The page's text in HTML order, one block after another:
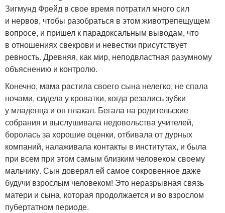
Зигмунд Фрейд в свое время потратил много сил
и нервов, чтобы разобраться в этом животрепещущем
вопросе, и пришел к парадоксальным выводам, что
в отношениях свекрови и невестки присутствует
ревность. Древняя, как мир, неподвластная разумному
объяснению и контролю.
Конечно, мама растила своего сына нелегко, не спала
ночами, сидела у кроватки, когда резались зубки
у младенца и он плакал. Бегала на родительские
собрания и выслушивала недовольства учителей,
боролась за хорошие оценки, отбивала от дурных
компаний, налаживала контакты в институтах, и была
при всем при этом самым близким человеком своему
мальчику. Сын доверял ей самое сокровенное даже
будучи взрослым человеком! Это неразрывная связь
матери и сына, которая продолжается и во взрослом
пубертатном периоде.